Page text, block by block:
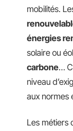
mobilités.
énergies
solaire ou
carbone…
niveau
aux normes
Les métiers